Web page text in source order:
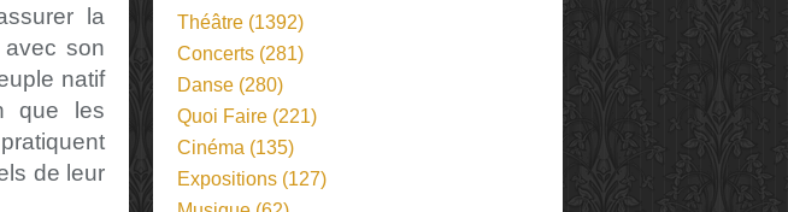
la
avec son
natif
que les
de leur
Théâtre (1392)
Concerts (281)
Danse (280)
Quoi Faire (221)
Cinéma (135)
Expositions (127)